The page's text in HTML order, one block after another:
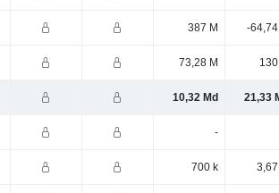
387 M -64,74
73,28 M 130
10,32 Md 21,33
-
700 k 3,67